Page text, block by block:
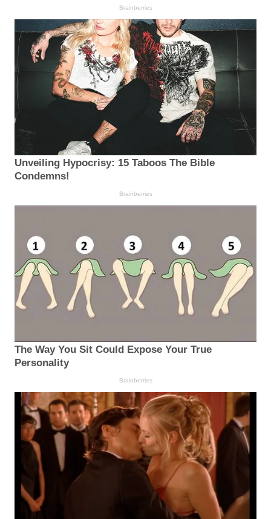
Brainberries
Unveiling Hypocrisy: 15 Taboos The Bible
Condemns!
Brainberries
The Way You Sit Could Expose Your True
Personality
Brainberries